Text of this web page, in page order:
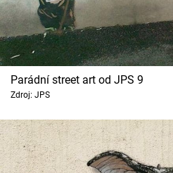
Parádní street art od JPS 9
Zdroj: JPS